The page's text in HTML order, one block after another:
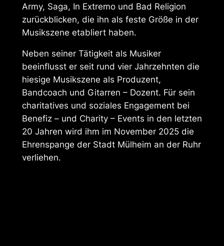
Army, Saga, In Extremo und Bad Religion
zurückblicken, die ihn als feste Größe in der
Musikszene etabliert haben.
Neben seiner Tätigkeit als Musiker
beeinflusst er seit rund vier Jahrzehnten die
hiesige Musikszene als Produzent,
Bandcoach und Gitarren – Dozent. Für sein
charitatives und soziales Engagement bei
Benefiz – und Charity – Events in den letzten
20 Jahren wird ihm im November 2025 die
Ehrenspange der Stadt Mülheim an der Ruhr
verliehen.